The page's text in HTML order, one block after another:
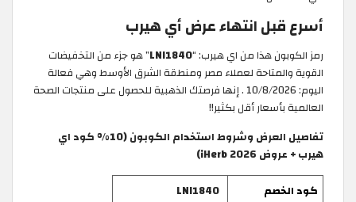
أسرع قبل انتهاء عرض أي هيرب
رمز الكوبون هذا من اي هيرب: “LNI1840” هو جزء من التخفيضات
القوية والمتاحة لعملاء مصر ومنطقة الشرق الأوسط وهي فعالة
اليوم: 10/8/2026 . إنها فرصتك الذهبية للحصول على منتجات الصحة
العالمية بأسعار أقل بكثير!!
تفاصيل العرض وشروط استخدام الكوبون (10% كود اي
هيرب + عروض iHerb 2026)
كود الخصم
LNI1840